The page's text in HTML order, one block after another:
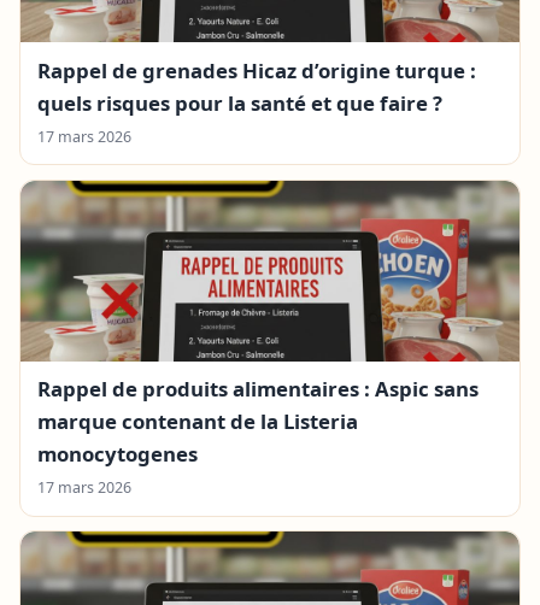
Rappel de grenades Hicaz d’origine turque :
quels risques pour la santé et que faire ?
17 mars 2026
Rappel de produits alimentaires : Aspic sans
marque contenant de la Listeria
monocytogenes
17 mars 2026